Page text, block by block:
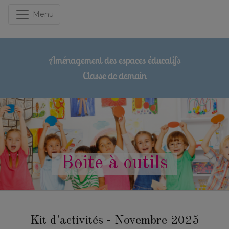
Menu
Aménagement des espaces éducatifs
Classe de demain
Boite à outils
Kit d'activités - Novembre 2025